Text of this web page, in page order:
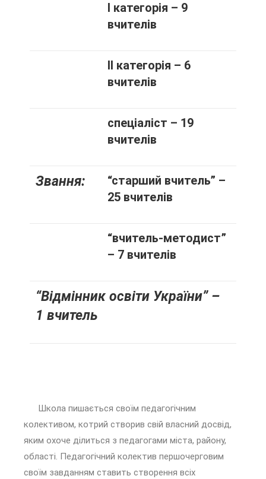
І категорія – 9
вчителів
ІІ категорія – 6
вчителів
спеціаліст – 19
вчителів
Звання:
“старший вчитель” –
25 вчителів
“вчитель-методист”
– 7 вчителів
“Відмінник освіти України” –
1 вчитель
Школа пишається своїм педагогічним
колективом, котрий створив свій власний досвід,
яким охоче ділиться з педагогами міста, району,
області. Педагогічний колектив першочерговим
своїм завданням ставить створення всіх